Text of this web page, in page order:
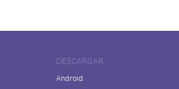
DESCARGAR
Android